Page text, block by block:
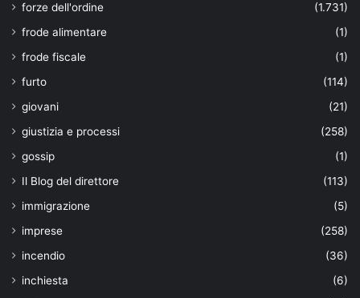
forze dell'ordine
(1.731)
frode alimentare
(1)
frode fiscale
(1)
furto
(114)
giovani
(21)
giustizia e processi
(258)
gossip
(1)
Il Blog del direttore
(113)
immigrazione
(5)
imprese
(258)
incendio
(36)
inchiesta
(6)